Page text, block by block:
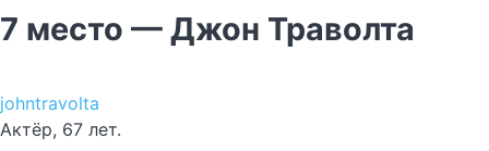
7 место — Джон Траволта
johntravolta
Актёр, 67 лет.